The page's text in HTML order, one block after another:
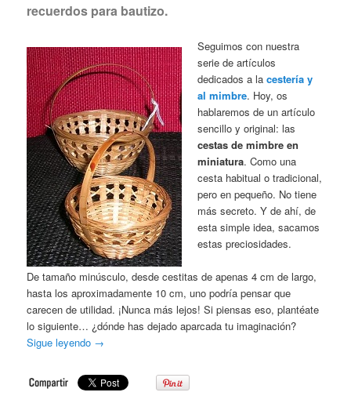
recuerdos para bautizo.
Seguimos con nuestra
serie de artículos
dedicados a lacestería y
al mimbre. Hoy, os
hablaremos de un artículo
sencillo y original: las
cestas de mimbre en
miniatura. Como una
cesta habitual o tradicional,
pero en pequeño. No tiene
más secreto. Y de ahí, de
esta simple idea, sacamos
estas preciosidades.
De tamaño minúsculo, desde cestitas de apenas 4 cm de largo,
hasta los aproximadamente 10 cm, uno podría pensar que
carecen de utilidad. ¡Nunca más lejos! Si piensas eso, plantéate
lo siguiente… ¿dónde has dejado aparcada tu imaginación?
Sigue leyendo →